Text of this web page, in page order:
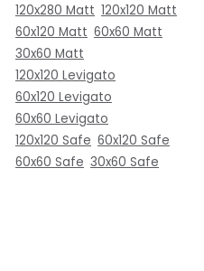
120x280 Matt 120x120 Matt
60x120 Matt 60x60 Matt
30x60 Matt
120x120 Levigato
60x120 Levigato
60x60 Levigato
120x120 Safe 60x120 Safe
60x60 Safe 30x60 Safe